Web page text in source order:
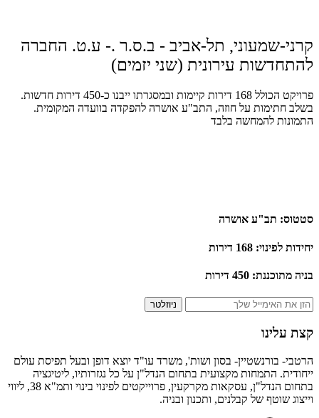
שמעוני, תל-אביב - ב.ס.ר .- ע.ט. החברה
עירונית (שני יזמים)
פרויקט הכולל 168 דירות קיימות ובמסגרתו ייבנו כ-450 דירות חדשות.
חתימות על חוזה, התב"ע אושרה להפקדה בוועדה המקומית.
להמחשה בלבד
תב"ע אושרה
168 דירות
450 דירות
ניוזלטר
עלינו
בורנשטיין- בסון ושות', משרד עו"ד יוצא דופן ובעל תפיסת עולם
התמחות מקצועית בתחום הנדל"ן על כל נגזרותיו, ליטיגציה
בתחום הנדל"ן, עסקאות מקרקעין, פרוייקטים לפינוי בינוי ותמ"א 38, ליווי
שוטף של קבלנים, ותכנון ובניה.